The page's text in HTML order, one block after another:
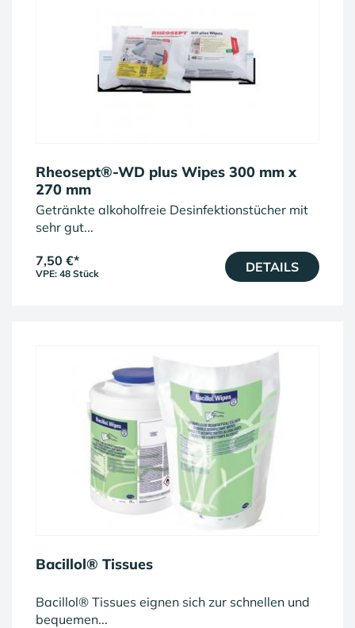
Rheosept®-WD plus Wipes 300 mm x
270 mm
Getränkte alkoholfreie Desinfektionstücher mit
sehr gut...
7,50 €*
VPE: 48 Stück DETAILS
Bacillol® Tissues
Bacillol® Tissues eignen sich zur schnellen und
bequemen...